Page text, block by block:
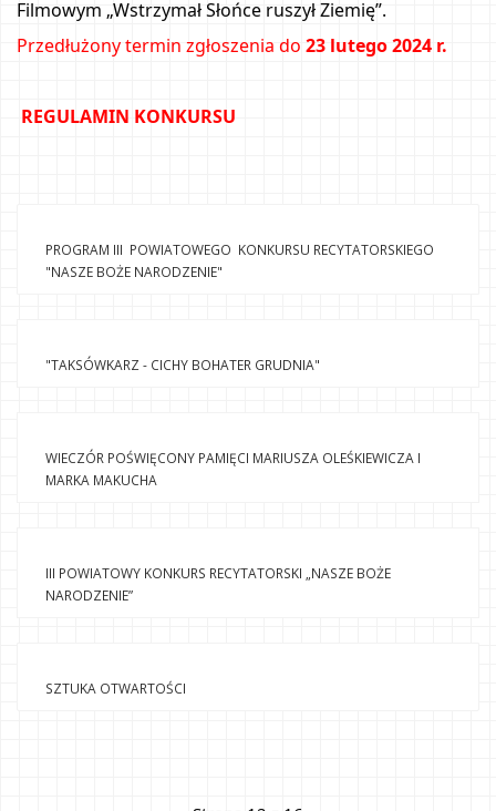
Filmowym „Wstrzymał Słońce ruszył Ziemię”.
Przedłużony termin zgłoszenia do 23 lutego 2024 r.
REGULAMIN KONKURSU
PROGRAM III  POWIATOWEGO  KONKURSU RECYTATORSKIEGO
"NASZE BOŻE NARODZENIE"
"TAKSÓWKARZ - CICHY BOHATER GRUDNIA"
WIECZÓR POŚWIĘCONY PAMIĘCI MARIUSZA OLEŚKIEWICZA I
MARKA MAKUCHA
III POWIATOWY KONKURS RECYTATORSKI „NASZE BOŻE
NARODZENIE”
SZTUKA OTWARTOŚCI